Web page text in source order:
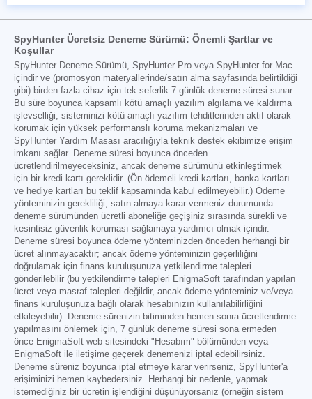
SpyHunter Ücretsiz Deneme Sürümü: Önemli Şartlar ve
Koşullar
SpyHunter Deneme Sürümü, SpyHunter Pro veya SpyHunter for Mac
içindir ve (promosyon materyallerinde/satın alma sayfasında belirtildiği
gibi) birden fazla cihaz için tek seferlik 7 günlük deneme süresi sunar.
Bu süre boyunca kapsamlı kötü amaçlı yazılım algılama ve kaldırma
işlevselliği, sisteminizi kötü amaçlı yazılım tehditlerinden aktif olarak
korumak için yüksek performanslı koruma mekanizmaları ve
SpyHunter Yardım Masası aracılığıyla teknik destek ekibimize erişim
imkanı sağlar. Deneme süresi boyunca önceden
ücretlendirilmeyeceksiniz, ancak deneme sürümünü etkinleştirmek
için bir kredi kartı gereklidir. (Ön ödemeli kredi kartları, banka kartları
ve hediye kartları bu teklif kapsamında kabul edilmeyebilir.) Ödeme
yönteminizin gerekliliği, satın almaya karar vermeniz durumunda
deneme sürümünden ücretli aboneliğe geçişiniz sırasında sürekli ve
kesintisiz güvenlik koruması sağlamaya yardımcı olmak içindir.
Deneme süresi boyunca ödeme yönteminizden önceden herhangi bir
ücret alınmayacaktır; ancak ödeme yönteminizin geçerliliğini
doğrulamak için finans kuruluşunuza yetkilendirme talepleri
gönderilebilir (bu yetkilendirme talepleri EnigmaSoft tarafından yapılan
ücret veya masraf talepleri değildir, ancak ödeme yönteminiz ve/veya
finans kuruluşunuza bağlı olarak hesabınızın kullanılabilirliğini
etkileyebilir). Deneme sürenizin bitiminden hemen sonra ücretlendirme
yapılmasını önlemek için, 7 günlük deneme süresi sona ermeden
önce EnigmaSoft web sitesindeki "Hesabım" bölümünden veya
EnigmaSoft ile iletişime geçerek denemenizi iptal edebilirsiniz.
Deneme süreniz boyunca iptal etmeye karar verirseniz, SpyHunter'a
erişiminizi hemen kaybedersiniz. Herhangi bir nedenle, yapmak
istemediğiniz bir ücretin işlendiğini düşünüyorsanız (örneğin sistem